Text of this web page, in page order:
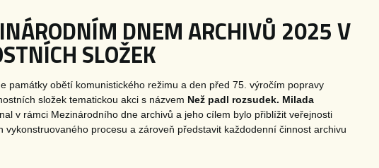
DNEM ARCHIVŮ 2025 V
SLOŽEK
památky obětí komunistického režimu a den před 75. výročím popravy
složek tematickou akci s názvem Než padl rozsudek. Milada
v rámci Mezinárodního dne archivů a jeho cílem bylo přiblížit veřejnosti
procesu a zároveň představit každodenní činnost archivu